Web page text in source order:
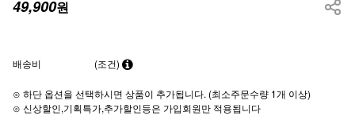
49,900원
배송비 (조건)
⊙ 하단 옵션을 선택하시면 상품이 추가됩니다. (최소주문수량 1개 이상)
⊙ 신상할인,기획특가,추가할인등은 가입회원만 적용됩니다